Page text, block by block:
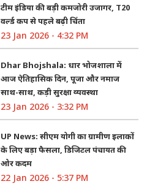
टीम इंडिया की बड़ी कमजोरी उजागर, T20
वर्ल्ड कप से पहले बढ़ी चिंता
23 Jan 2026 - 4:32 PM
Dhar Bhojshala: धार भोजशाला में
आज ऐतिहासिक दिन, पूजा और नमाज
साथ-साथ, कड़ी सुरक्षा व्यवस्था
23 Jan 2026 - 3:32 PM
UP News: सीएम योगी का ग्रामीण इलाकों
के लिए बड़ा फैसला, डिजिटल पंचायत की
ओर कदम
22 Jan 2026 - 5:37 PM